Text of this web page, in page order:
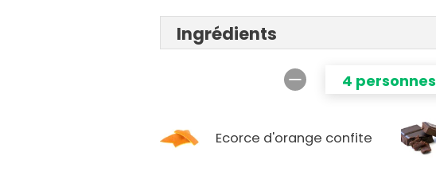
Ingrédients
4 personnes
Ecorce d'orange confite